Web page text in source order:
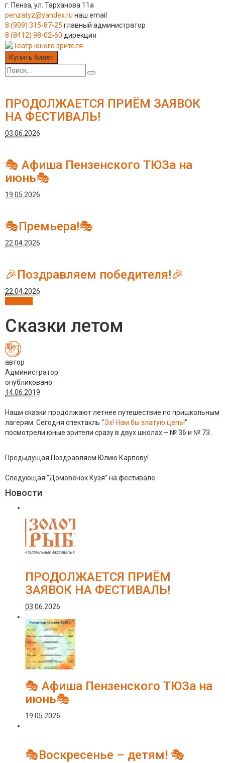
г. Пенза, ул. Тарханова 11а
penzatyz@yandex.ru наш email
8 (909) 315-87-25 главный администратор
8 (8412) 98-02-60 дирекция
Купить билет
ПРОДОЛЖАЕТСЯ ПРИЁМ ЗАЯВОК
НА ФЕСТИВАЛЬ!
03.06.2026
🎭 Афиша Пензенского ТЮЗа на
июнь🎭
19.05.2026
🎭Премьера!🎭
22.04.2026
🎉Поздравляем победителя!🎉
22.04.2026
Сказки летом
автор
Администратор
опубликовано
14.06.2019
Наши сказки продолжают летнее путешествие по пришкольным
лагерям. Сегодня спектакль “Эх! Нам бы златую цепь!”
посмотрели юные зрители сразу в двух школах – № 36 и № 73.
Предыдущая Поздравляем Юлию Карпову!
Следующая “Домовёнок Кузя” на фестивале
Новости
ПРОДОЛЖАЕТСЯ ПРИЁМ
ЗАЯВОК НА ФЕСТИВАЛЬ!
03.06.2026
🎭 Афиша Пензенского ТЮЗа на
июнь🎭
19.05.2026
🎭Воскресенье – детям! 🎭